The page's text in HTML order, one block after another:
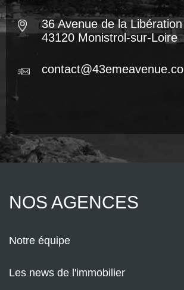
36 Avenue de la Libération
43120 Monistrol-sur-Loire
NOS AGENCES
Notre équipe
Les news de l'immobilier